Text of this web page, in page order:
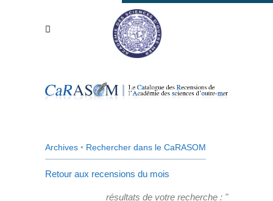
Archives • Rechercher dans le CaRASOM
Retour aux recensions du mois
résultats de votre recherche : "